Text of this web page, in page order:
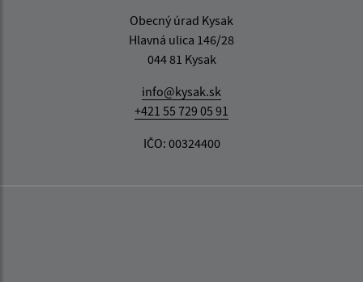
Obecný úrad Kysak
Hlavná ulica 146/28
044 81 Kysak
info@kysak.sk
+421 55 729 05 91
IČO: 00324400